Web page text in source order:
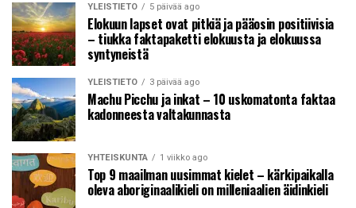
YLEISTIETO 5 päivää ago
Elokuun lapset ovat pitkiä ja pääosin positiivisia
– tiukka faktapaketti elokuusta ja elokuussa
syntyneistä
YLEISTIETO 3 päivää ago
Machu Picchu ja inkat – 10 uskomatonta faktaa
kadonneesta valtakunnasta
YHTEISKUNTA 1 viikko ago
Top 9 maailman uusimmat kielet – kärkipaikalla
oleva aboriginaalikieli on milleniaalien äidinkieli